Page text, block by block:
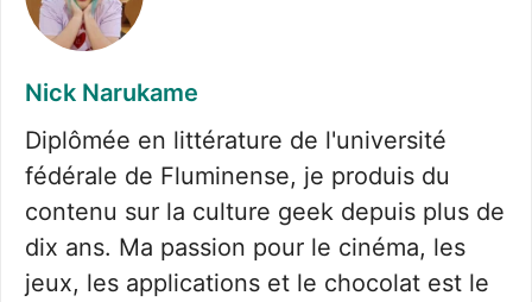
Nick Narukame
Diplômée en littérature de l'université
fédérale de Fluminense, je produis du
contenu sur la culture geek depuis plus de
dix ans. Ma passion pour le cinéma, les
jeux, les applications et le chocolat est le